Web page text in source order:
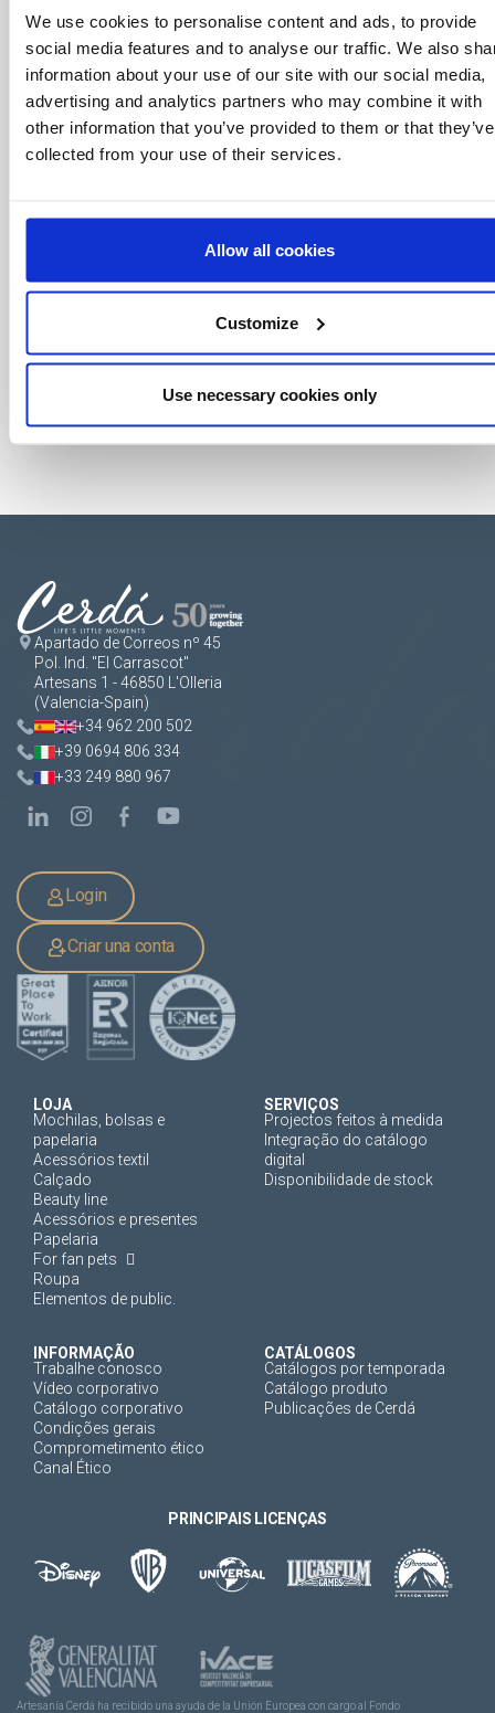
We use cookies to personalise content and ads, to provide
social media features and to analyse our traffic. We also
information about your use of our site with our social media,
advertising and analytics partners who may combine it with
other information that you’ve provided to them or that they’ve
collected from your use of their services.
Allow all cookies
Customize
Use necessary cookies only
Ofertas especiais, eventos e notícias do
mundo do licenciamento, tudo com um clique
de um botão.
Apartado de Correos nº 45
Pol. Ind. "El Carrascot"
Artesans 1 - 46850 L'Olleria
(Valencia-Spain)
+34 962 200 502
+39 0694 806 334
+33 249 880 967
Login
Criar una conta
LOJA
Mochilas, bolsas e
papelaria
Acessórios textil
Calçado
Beauty line
Acessórios e presentes
Papelaria
For fan pets
Roupa
Elementos de public.
SERVIÇOS
Projectos feitos à medida
Integração do catálogo
digital
Disponibilidade de stock
INFORMAÇÃO
Trabalhe conosco
Vídeo corporativo
Catálogo corporativo
Condições gerais
Comprometimento ético
Canal Ético
CATÁLOGOS
Catálogos por temporada
Catálogo produto
Publicações de Cerdá
PRINCIPAIS LICENÇAS
Artesanía Cerdá ha recibido una ayuda de la Unión Europea con cargo al Fondo